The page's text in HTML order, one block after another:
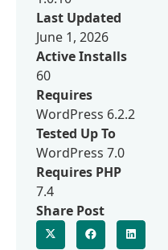
Last Updated
June 1, 2026
Active Installs
60
Requires
WordPress 6.2.2
Tested Up To
WordPress 7.0
Requires PHP
7.4
Share Post